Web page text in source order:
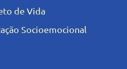
de Vida
Socioemocional